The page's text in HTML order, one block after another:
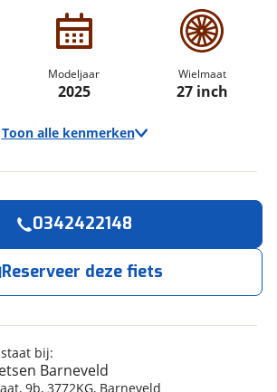
Modeljaar
2025
Wielmaat
27 inch
Toon alle kenmerken
Stromer
ST5 Smartshift ARBR
Heren
bij:
Barneveld
, 9b, 3772KG, Barneveld
0342422148
Reserveer deze fiets
nu!
Barneveld neemt snel